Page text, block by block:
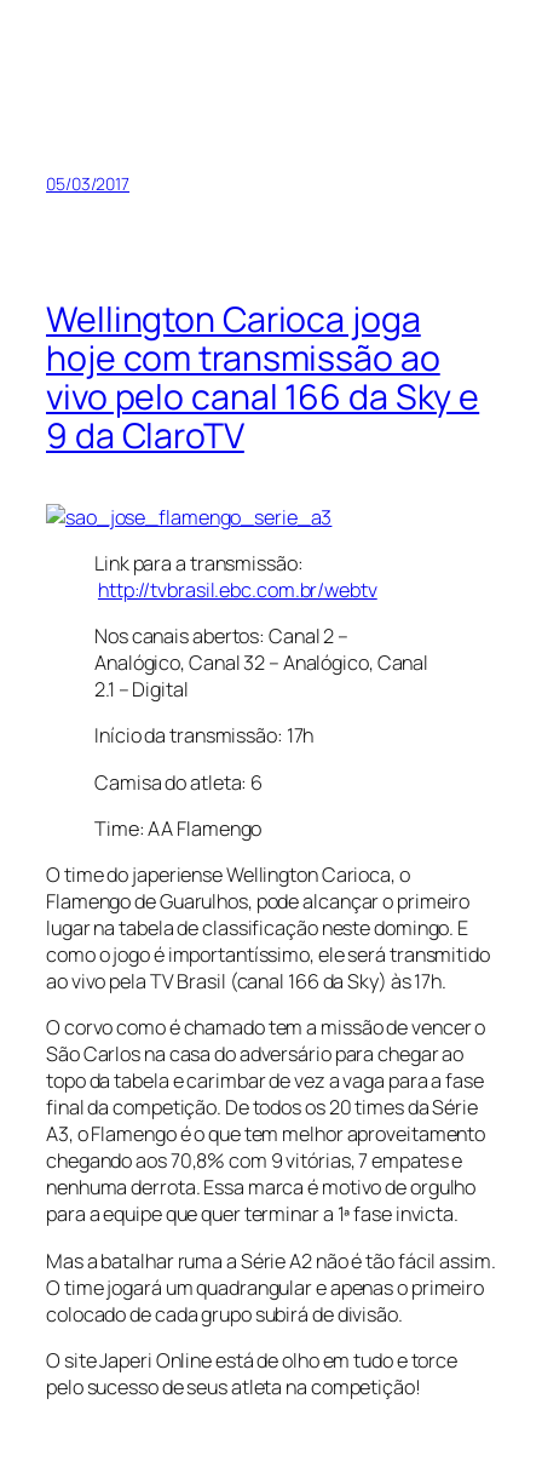
05/03/2017
Wellington Carioca joga
hoje com transmissão ao
vivo pelo canal 166 da Sky e
9 da ClaroTV
Link para a transmissão:
http://tvbrasil.ebc.com.br/webtv
Nos canais abertos: Canal 2 –
Analógico, Canal 32 – Analógico, Canal
2.1 – Digital
Início da transmissão: 17h
Camisa do atleta: 6
Time: AA Flamengo
O time do japeriense Wellington Carioca, o
Flamengo de Guarulhos, pode alcançar o primeiro
lugar na tabela de classificação neste domingo. E
como o jogo é importantíssimo, ele será transmitido
ao vivo pela TV Brasil (canal 166 da Sky) às 17h.
O corvo como é chamado tem a missão de vencer o
São Carlos na casa do adversário para chegar ao
topo da tabela e carimbar de vez a vaga para a fase
final da competição. De todos os 20 times da Série
A3, o Flamengo é o que tem melhor aproveitamento
chegando aos 70,8% com 9 vitórias, 7 empates e
nenhuma derrota. Essa marca é motivo de orgulho
para a equipe que quer terminar a 1ª fase invicta.
Mas a batalhar ruma a Série A2 não é tão fácil assim.
O time jogará um quadrangular e apenas o primeiro
colocado de cada grupo subirá de divisão.
O site Japeri Online está de olho em tudo e torce
pelo sucesso de seus atleta na competição!